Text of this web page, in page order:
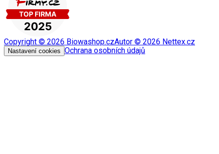
Copyright © 2026 Biowashop.czAutor © 2026 Nettex.cz
Nastavení cookies Ochrana osobních údajů